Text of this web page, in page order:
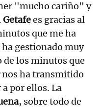
"mucho cariño" y
Getafees gracias al
que me ha
gestionado muy
los minutos que
nos ha transmitido
por ellos. La
, sobre todo de